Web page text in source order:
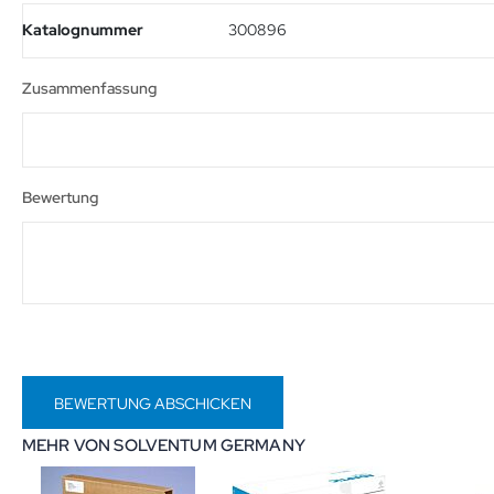
Nass- und Trockenrasur möglich
Ergonomisches Design für eine einfache Handhabung
4 Stunden Ladezeit
Katalognummer 300896
Zusammenfassung
Bewertung
BEWERTUNG ABSCHICKEN
MEHR VON SOLVENTUM GERMANY